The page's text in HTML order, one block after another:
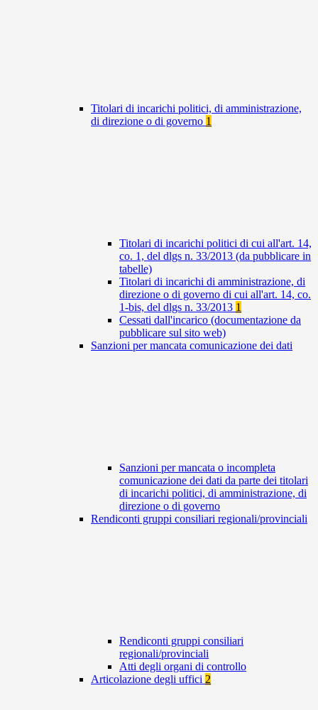
Titolari di incarichi politici, di amministrazione,
di direzione o di governo 1
Titolari di incarichi politici di cui all'art. 14,
co. 1, del dlgs n. 33/2013 (da pubblicare in
tabelle)
Titolari di incarichi di amministrazione, di
direzione o di governo di cui all'art. 14, co.
1-bis, del dlgs n. 33/2013 1
Cessati dall'incarico (documentazione da
pubblicare sul sito web)
Sanzioni per mancata comunicazione dei dati
Sanzioni per mancata o incompleta
comunicazione dei dati da parte dei titolari
di incarichi politici, di amministrazione, di
direzione o di governo
Rendiconti gruppi consiliari regionali/provinciali
Rendiconti gruppi consiliari
regionali/provinciali
Atti degli organi di controllo
Articolazione degli uffici 2